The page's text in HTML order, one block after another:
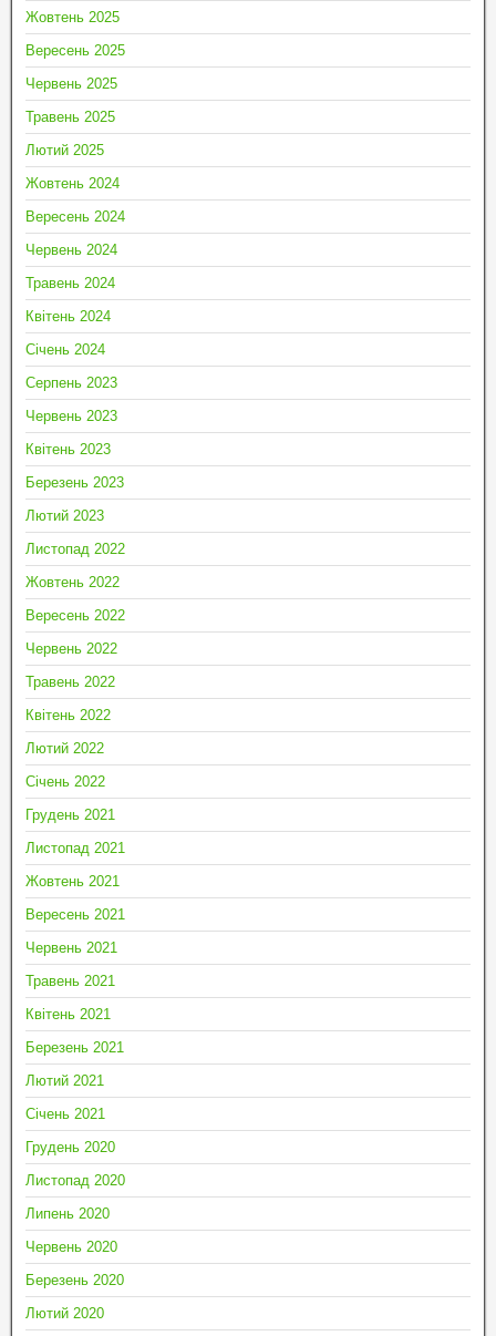
Жовтень 2025
Вересень 2025
Червень 2025
Травень 2025
Лютий 2025
Жовтень 2024
Вересень 2024
Червень 2024
Травень 2024
Квітень 2024
Січень 2024
Серпень 2023
Червень 2023
Квітень 2023
Березень 2023
Лютий 2023
Листопад 2022
Жовтень 2022
Вересень 2022
Червень 2022
Травень 2022
Квітень 2022
Лютий 2022
Січень 2022
Грудень 2021
Листопад 2021
Жовтень 2021
Вересень 2021
Червень 2021
Травень 2021
Квітень 2021
Березень 2021
Лютий 2021
Січень 2021
Грудень 2020
Листопад 2020
Липень 2020
Червень 2020
Березень 2020
Лютий 2020